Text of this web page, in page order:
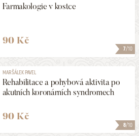
7/10
Farmakologie v kostce
90 Kč
8/10
MARŠÁLEK PAVEL
Rehabilitace a pohybová aktivita po
akutních koronárních syndromech
90 Kč